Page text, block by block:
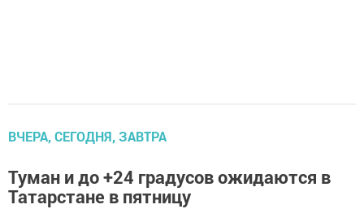
ВЧЕРА, СЕГОДНЯ, ЗАВТРА
Туман и до +24 градусов ожидаются в
Татарстане в пятницу